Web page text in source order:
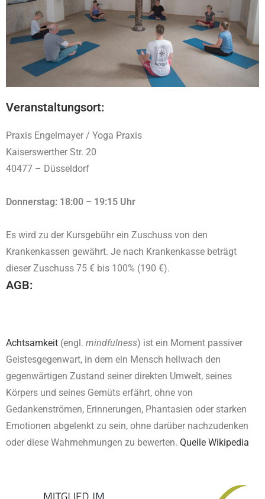
Veranstaltungsort:
Praxis Engelmayer / Yoga Praxis
Kaiserswerther Str. 20
40477 – Düsseldorf
Donnerstag: 18:00 – 19:15 Uhr
Es wird zu der Kursgebühr ein Zuschuss von den
Krankenkassen gewährt. Je nach Krankenkasse beträgt
dieser Zuschuss 75 € bis 100% (190 €).
AGB:
Achtsamkeit (engl. mindfulness) ist ein Moment passiver
Geistesgegenwart, in dem ein Mensch hellwach den
gegenwärtigen Zustand seiner direkten Umwelt, seines
Körpers und seines Gemüts erfährt, ohne von
Gedankenströmen, Erinnerungen, Phantasien oder starken
Emotionen abgelenkt zu sein, ohne darüber nachzudenken
oder diese Wahrnehmungen zu bewerten. Quelle Wikipedia